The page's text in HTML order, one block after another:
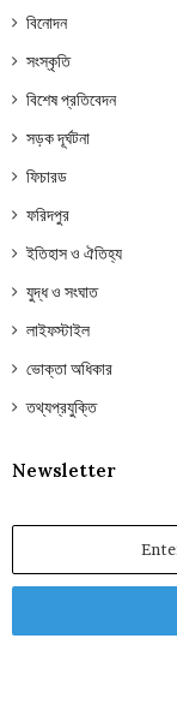
বিনোদন
সংস্কৃতি
বিশেষ প্রতিবেদন
সড়ক দূর্ঘটনা
ফিচারড
ফরিদপুর
ইতিহাস ও ঐতিহ্য
যুদ্ধ ও সংঘাত
লাইফস্টাইল
ভোক্তা অধিকার
তথ্যপ্রযুক্তি
Newsletter
Email